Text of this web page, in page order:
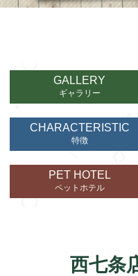
GALLERY
ギャラリー
CHARACTERISTIC
特徴
PET HOTEL
ペットホテル
西七条